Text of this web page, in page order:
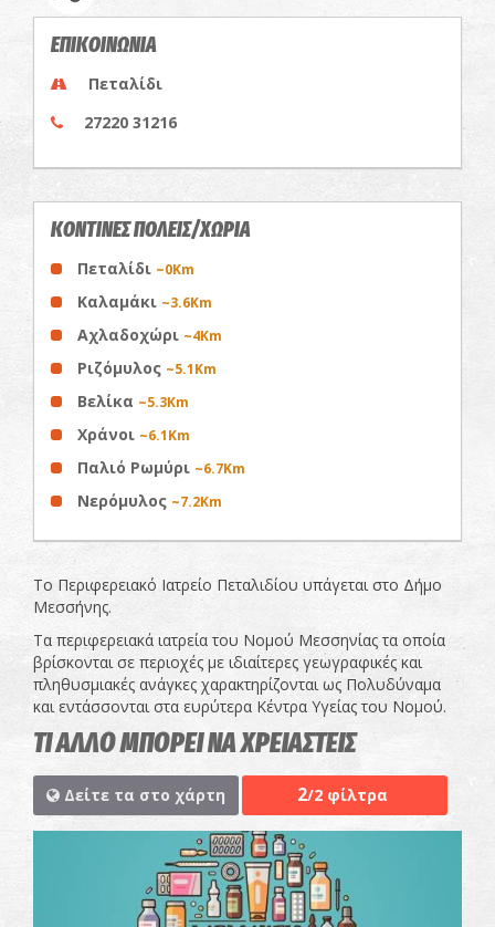
ΕΠΙΚΟΙΝΩΝΙΑ
Πεταλίδι
27220 31216
ΚΟΝΤΙΝΕΣ ΠΟΛΕΙΣ/ΧΩΡΙΑ
Πεταλίδι ~0Km
Καλαμάκι ~3.6Km
Αχλαδοχώρι ~4Km
Ριζόμυλος ~5.1Km
Βελίκα ~5.3Km
Χράνοι ~6.1Km
Παλιό Ρωμύρι ~6.7Km
Νερόμυλος ~7.2Km
Το Περιφερειακό Ιατρείο Πεταλιδίου υπάγεται στο Δήμο
Μεσσήνης.
Τα περιφερειακά ιατρεία του Νομού Μεσσηνίας τα οποία
βρίσκονται σε περιοχές με ιδιαίτερες γεωγραφικές και
πληθυσμιακές ανάγκες χαρακτηρίζονται ως Πολυδύναμα
και εντάσσονται στα ευρύτερα Κέντρα Υγείας του Νομού.
ΤΙ ΑΛΛΟ ΜΠΟΡΕΙ ΝΑ ΧΡΕΙΑΣΤΕΙΣ
Δείτε τα στο χάρτη 2/2 φίλτρα